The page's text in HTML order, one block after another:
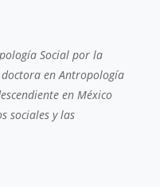
Social por la
en Antropología
en México
sociales y las